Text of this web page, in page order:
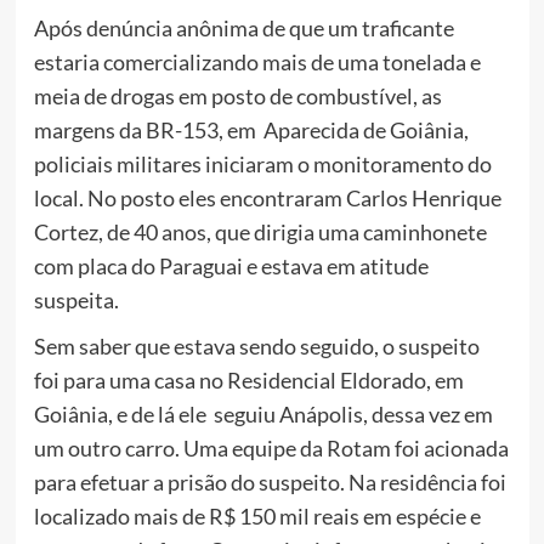
Após denúncia anônima de que um traficante
estaria comercializando mais de uma tonelada e
meia de drogas em posto de combustível, as
margens da BR-153, em Aparecida de Goiânia,
policiais militares iniciaram o monitoramento do
local. No posto eles encontraram Carlos Henrique
Cortez, de 40 anos, que dirigia uma caminhonete
com placa do Paraguai e estava em atitude
suspeita.
Sem saber que estava sendo seguido, o suspeito
foi para uma casa no Residencial Eldorado, em
Goiânia, e de lá ele seguiu Anápolis, dessa vez em
um outro carro. Uma equipe da Rotam foi acionada
para efetuar a prisão do suspeito. Na residência foi
localizado mais de R$ 150 mil reais em espécie e